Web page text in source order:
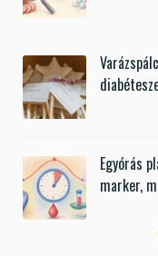
Egyórás
marker,